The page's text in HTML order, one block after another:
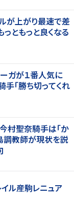
ルが上がり最速で差
ともっと良くなる
ーガが１番人気に
「勝ち切ってくれ
村聖奈騎手は「か
調教師が現状を説
イル産駒レニュア